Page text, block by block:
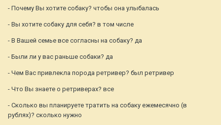
- Почему Вы хотите собаку? чтобы она улыбалась
- Вы хотите собаку для себя? в том числе
- В Вашей семье все согласны на собаку? да
- Были ли у вас раньше собаки? да
- Чем Вас привлекла порода ретривер? был ретривер
- Что Вы знаете о ретриверах? все
- Сколько вы планируете тратить на собаку ежемесячно (в
рублях)? сколько нужно